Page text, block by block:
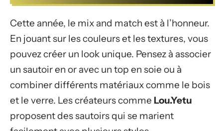
Cette année, le mix and match est à l’honneur.
En jouant sur les couleurs et les textures, vous
pouvez créer un look unique. Pensez à associer
un sautoir en or avec un top en soie ou à
combiner différents matériaux comme le bois
et le verre. Les créateurs comme Lou.Yetu
proposent des sautoirs qui se marient